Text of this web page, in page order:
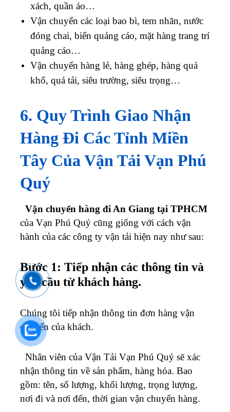
xách, quần áo…
Vận chuyển các loại bao bì, tem nhãn, nước
đóng chai, biển quảng cáo, mặt hàng trang trí
quảng cáo…
Vận chuyển hàng lẻ, hàng ghép, hàng quá
khổ, quá tải, siêu trường, siêu trọng…
6. Quy Trình Giao Nhận
Hàng Đi Các Tỉnh Miền
Tây Của Vận Tải Vạn Phú
Quý
Vận chuyển hàng đi An Giang tại TPHCM
của Vạn Phú Quý cũng giống với cách vận
hành của các công ty vận tải hiện nay như sau:
Bước 1: Tiếp nhận các thông tin và
yêu cầu từ khách hàng.
Chúng tôi tiếp nhận thông tin đơn hàng vận
chuyển của khách.
Nhân viên của Vận Tải Vạn Phú Quý sẽ xác
nhận thông tin về sản phẩm, hàng hóa. Bao
gồm: tên, số lượng, khối lượng, trọng lượng,
nơi đi và nơi đến, thời gian vận chuyển hàng.